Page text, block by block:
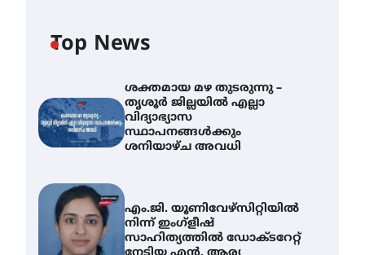
Top News
ശക്തമായ മഴ തുടരുന്നു –
തൃശൂർ ജില്ലയിൽ എല്ലാ
വിദ്യാഭ്യാസ
സ്ഥാപനങ്ങൾക്കും
ശനിയാഴ്ച അവധി
എം.ജി. യൂണിവേഴ്‌സിറ്റിയിൽ
നിന്ന് ഇംഗ്ളീഷ്
സാഹിത്യത്തിൽ ഡോക്ടറേറ്റ്